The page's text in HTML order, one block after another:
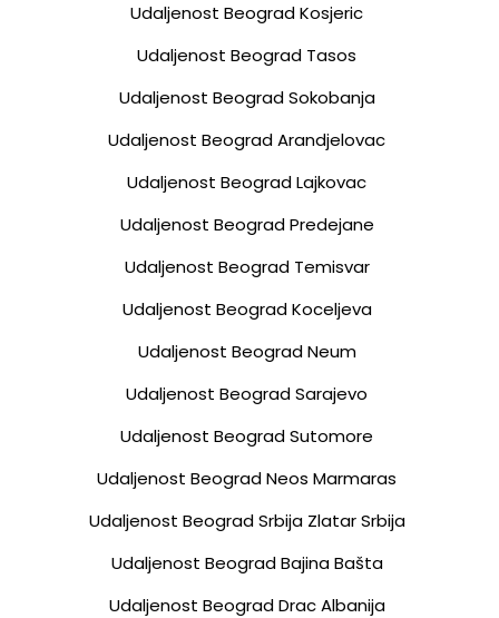
Udaljenost Beograd Kosjeric
Udaljenost Beograd Tasos
Udaljenost Beograd Sokobanja
Udaljenost Beograd Arandjelovac
Udaljenost Beograd Lajkovac
Udaljenost Beograd Predejane
Udaljenost Beograd Temisvar
Udaljenost Beograd Koceljeva
Udaljenost Beograd Neum
Udaljenost Beograd Sarajevo
Udaljenost Beograd Sutomore
Udaljenost Beograd Neos Marmaras
Udaljenost Beograd Srbija Zlatar Srbija
Udaljenost Beograd Bajina Bašta
Udaljenost Beograd Drac Albanija